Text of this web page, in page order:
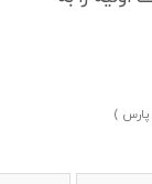
پارس )